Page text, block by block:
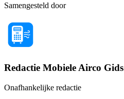
Samengesteld door
Redactie Mobiele Airco Gids
Onafhankelijke redactie